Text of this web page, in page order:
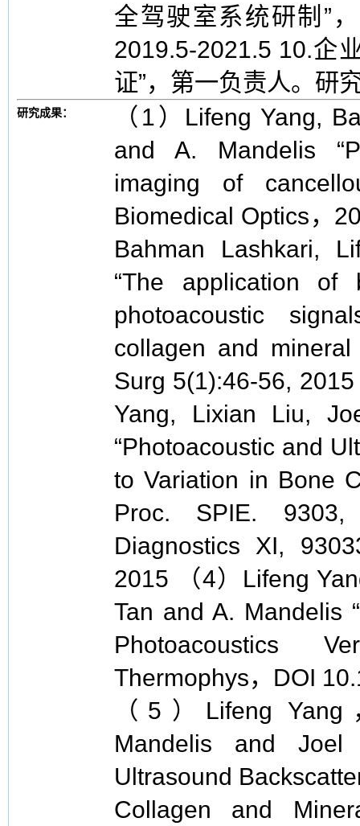
全驾驶室系统研制”
2019.5-2021.5 10.企
证”，第一负责人。研
研究成果：
（1）Lifeng Yang,
and A. Mandelis
imaging of
Biomedical Optics，
Bahman Lashkari,
“The application of
photoacoustic
collagen and
Surg 5(1):46-56,
Yang, Lixian Liu,
“Photoacoustic and
to Variation in Bone
Proc. SPIE. 9303,
Diagnostics XI,
2015 （4）Lifeng
Tan and A. Mandelis
Photoacoustics
Thermophys，DOI
（5）Lifeng Yang
Mandelis and Joel
Ultrasound
Collagen and